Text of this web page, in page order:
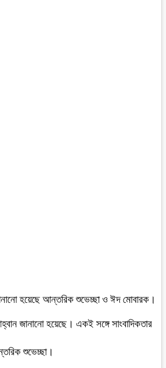
হয়েছে আন্তরিক শুভেচ্ছা ও ঈদ মোবারক।
জানানো হয়েছে। একই সঙ্গে সাংবাদিকতার
শুভেচ্ছা।